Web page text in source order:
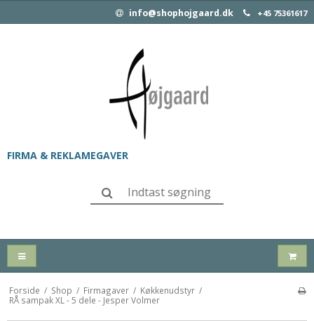
info@shophojgaard.dk +45 75361617
FIRMA & REKLAMEGAVER
Forside / Shop / Firmagaver / Køkkenudstyr /
RÅ sampak XL - 5 dele - Jesper Volmer